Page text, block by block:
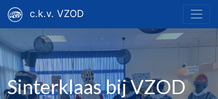
c.k.v. VZOD
Sinterklaas bij VZOD